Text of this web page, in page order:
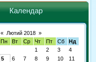
Календар
« Лютий 2018 »
Пн
Вт Ср Чт Пт Сб
Нд
1
2 3
4
5
6 7 8 9 10
11